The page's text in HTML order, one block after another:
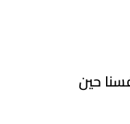
حين